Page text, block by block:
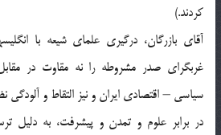
کردند.)
آقای‌ بازرگان، درگیری‌ علمای‌ شیعه‌ با
غربگرای‌ صدر مشروطه‌ را نه‌ مقاوت‌ در
سیاسی‌ – اقتصادی‌ ایران‌ و نیز التقاط‌ و
در برابر علوم‌ و تمدن‌ و پیشرفت، به‌ دلیل‌